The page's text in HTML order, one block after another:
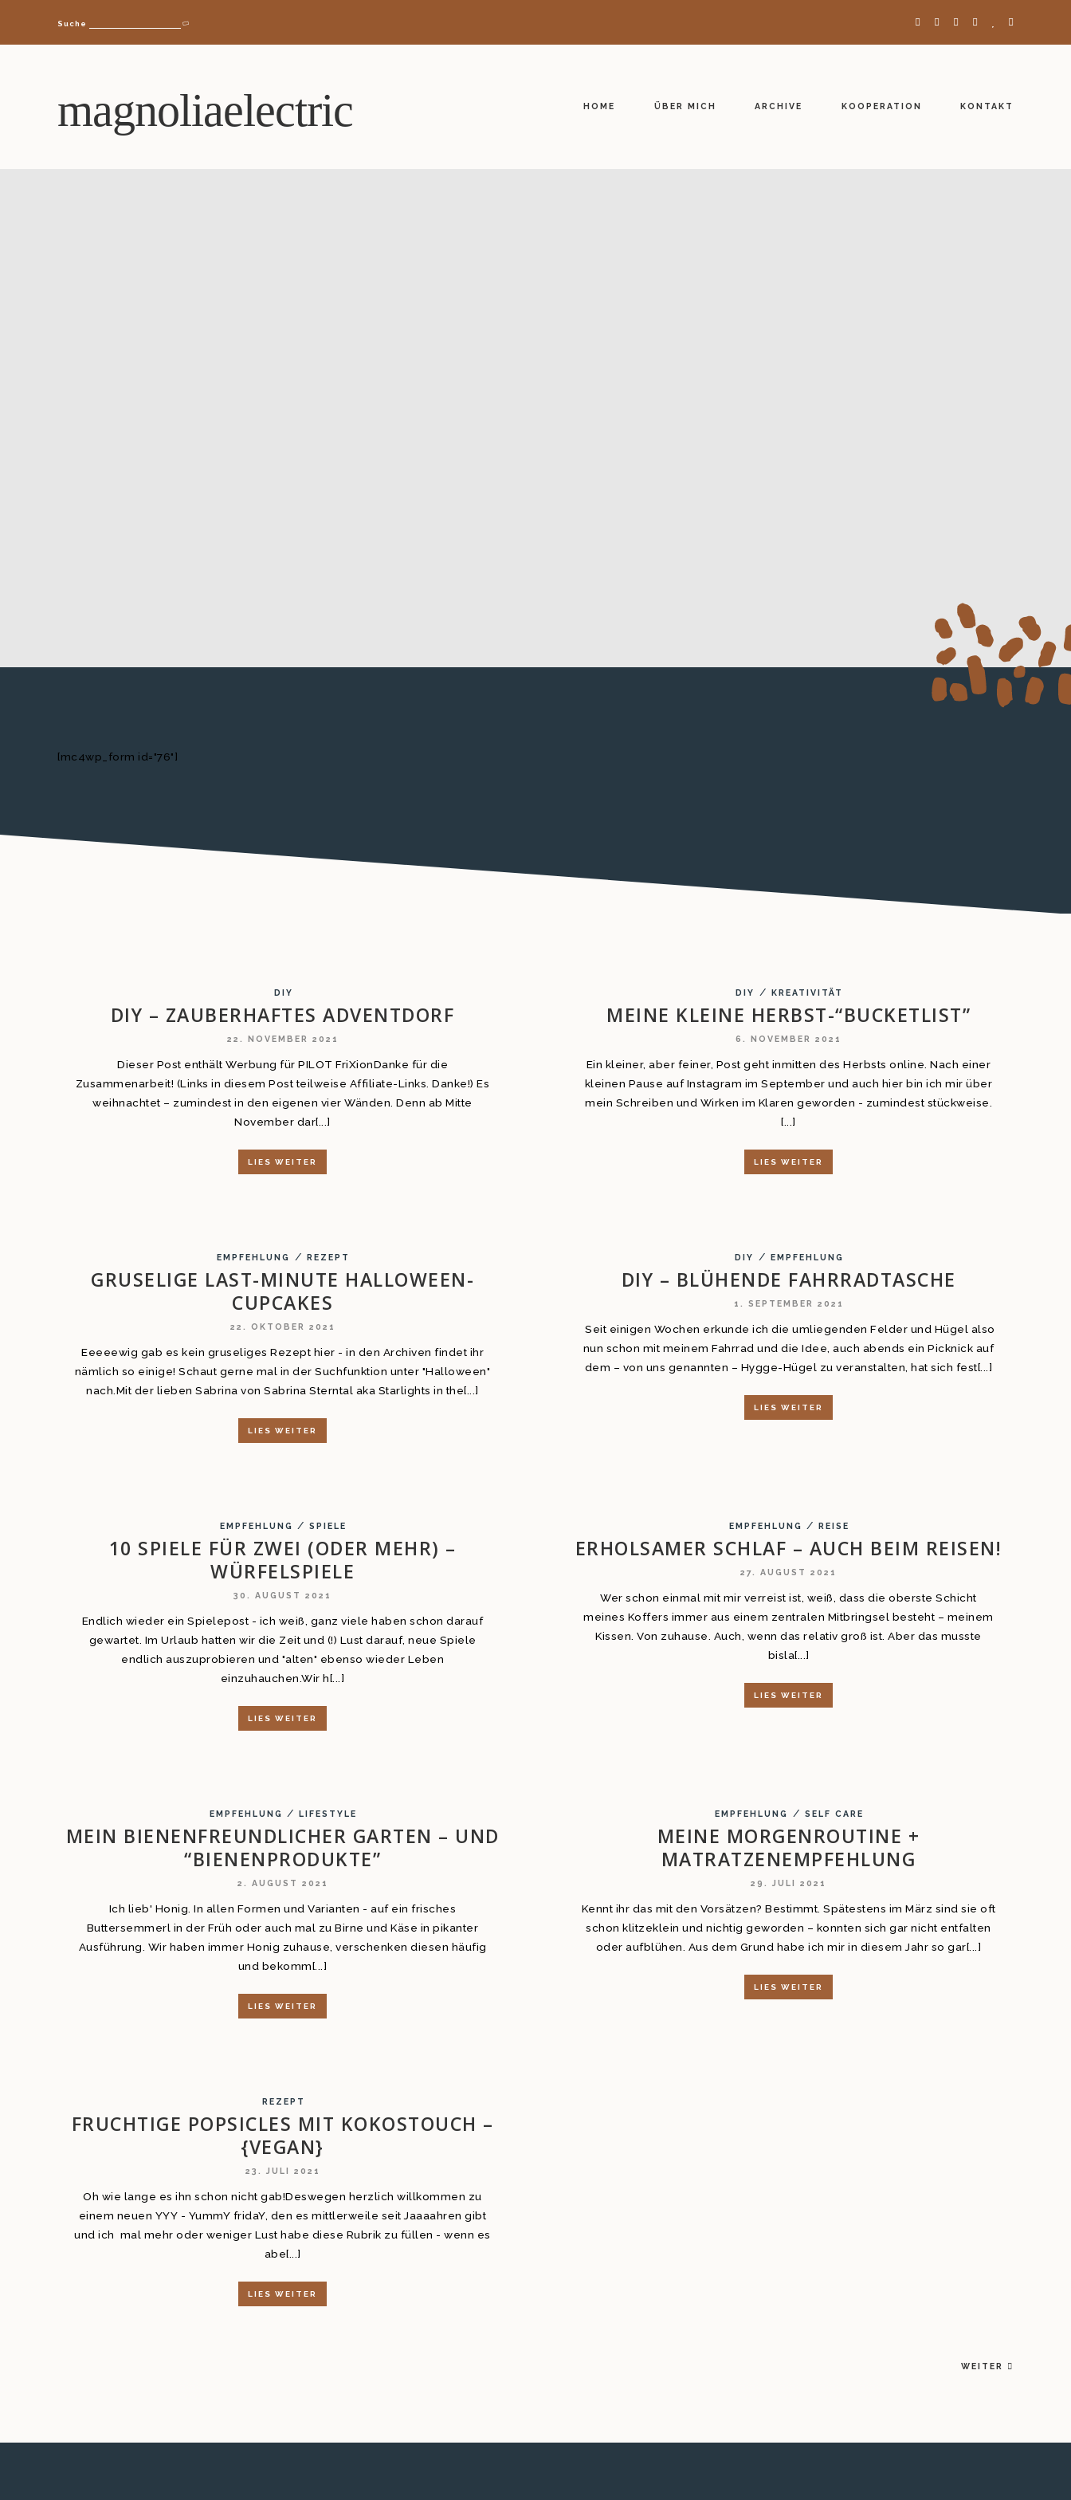
Suche
magnoliaelectric HOME ÜBER MICH ARCHIVE KOOPERATION KONTAKT
[mc4wp_form id="76"]
DIY
DIY – ZAUBERHAFTES ADVENTDORF
22. NOVEMBER 2021
Dieser Post enthält Werbung für PILOT FriXionDanke für die
Zusammenarbeit! (Links in diesem Post teilweise Affiliate-Links. Danke!) Es
weihnachtet – zumindest in den eigenen vier Wänden. Denn ab Mitte
November dar[...]
LIES WEITER
DIY / KREATIVITÄT
MEINE KLEINE HERBST-“BUCKETLIST”
6. NOVEMBER 2021
Ein kleiner, aber feiner, Post geht inmitten des Herbsts online. Nach einer
kleinen Pause auf Instagram im September und auch hier bin ich mir über
mein Schreiben und Wirken im Klaren geworden - zumindest stückweise.
[...]
LIES WEITER
EMPFEHLUNG / REZEPT
GRUSELIGE LAST-MINUTE HALLOWEEN-
CUPCAKES
22. OKTOBER 2021
Eeeeewig gab es kein gruseliges Rezept hier - in den Archiven findet ihr
nämlich so einige! Schaut gerne mal in der Suchfunktion unter "Halloween"
nach.Mit der lieben Sabrina von Sabrina Sterntal aka Starlights in the[...]
LIES WEITER
DIY / EMPFEHLUNG
DIY – BLÜHENDE FAHRRADTASCHE
1. SEPTEMBER 2021
Seit einigen Wochen erkunde ich die umliegenden Felder und Hügel also
nun schon mit meinem Fahrrad und die Idee, auch abends ein Picknick auf
dem – von uns genannten – Hygge-Hügel zu veranstalten, hat sich fest[...]
LIES WEITER
EMPFEHLUNG / SPIELE
10 SPIELE FÜR ZWEI (ODER MEHR) –
WÜRFELSPIELE
30. AUGUST 2021
Endlich wieder ein Spielepost - ich weiß, ganz viele haben schon darauf
gewartet. Im Urlaub hatten wir die Zeit und (!) Lust darauf, neue Spiele
endlich auszuprobieren und "alten" ebenso wieder Leben
einzuhauchen.Wir h[...]
LIES WEITER
EMPFEHLUNG / REISE
ERHOLSAMER SCHLAF – AUCH BEIM REISEN!
27. AUGUST 2021
Wer schon einmal mit mir verreist ist, weiß, dass die oberste Schicht
meines Koffers immer aus einem zentralen Mitbringsel besteht – meinem
Kissen. Von zuhause. Auch, wenn das relativ groß ist. Aber das musste
bisla[...]
LIES WEITER
EMPFEHLUNG / LIFESTYLE
MEIN BIENENFREUNDLICHER GARTEN – UND
“BIENENPRODUKTE”
2. AUGUST 2021
Ich lieb' Honig. In allen Formen und Varianten - auf ein frisches
Buttersemmerl in der Früh oder auch mal zu Birne und Käse in pikanter
Ausführung. Wir haben immer Honig zuhause, verschenken diesen häufig
und bekomm[...]
LIES WEITER
EMPFEHLUNG / SELF CARE
MEINE MORGENROUTINE +
MATRATZENEMPFEHLUNG
29. JULI 2021
Kennt ihr das mit den Vorsätzen? Bestimmt. Spätestens im März sind sie oft
schon klitzeklein und nichtig geworden – konnten sich gar nicht entfalten
oder aufblühen. Aus dem Grund habe ich mir in diesem Jahr so gar[...]
LIES WEITER
REZEPT
FRUCHTIGE POPSICLES MIT KOKOSTOUCH –
{VEGAN}
23. JULI 2021
Oh wie lange es ihn schon nicht gab!Deswegen herzlich willkommen zu
einem neuen YYY - YummY fridaY, den es mittlerweile seit Jaaaahren gibt
und ich mal mehr oder weniger Lust habe diese Rubrik zu füllen - wenn es
abe[...]
LIES WEITER
WEITER